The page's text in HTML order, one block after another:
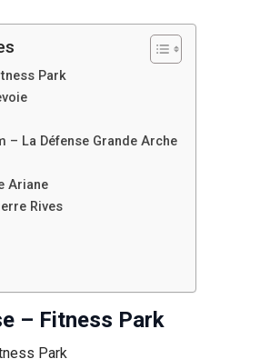
Park
– La Défense Grande Arche
Ariane
Rives
– Fitness Park